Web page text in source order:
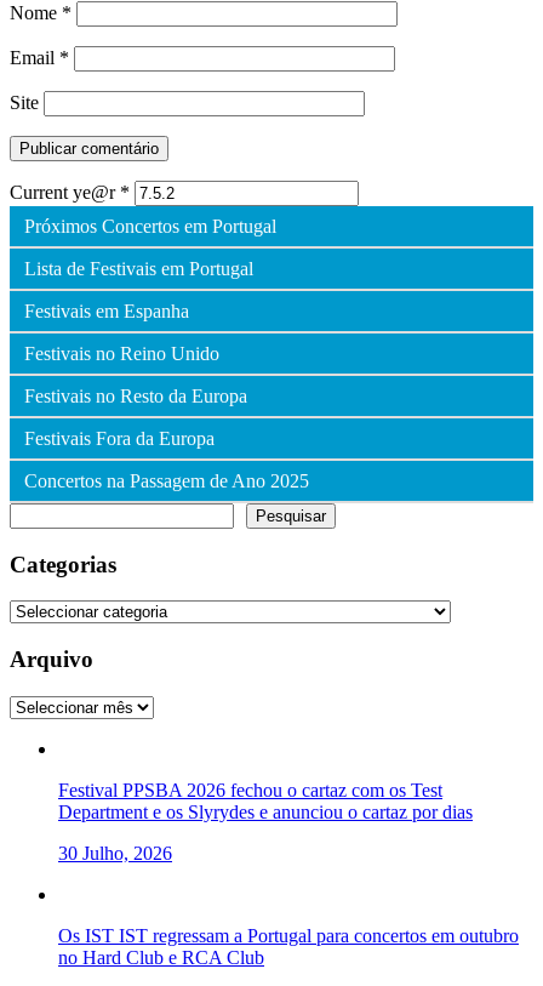
Nome *
Email *
Site
Current ye@r *
Próximos Concertos em Portugal
Lista de Festivais em Portugal
Festivais em Espanha
Festivais no Reino Unido
Festivais no Resto da Europa
Festivais Fora da Europa
Concertos na Passagem de Ano 2025
Pesquisar
Categorias
Categorias
Arquivo
Arquivo
Festival PPSBA 2026 fechou o cartaz com os Test
Department e os Slyrydes e anunciou o cartaz por dias
30 Julho, 2026
Os IST IST regressam a Portugal para concertos em outubro
no Hard Club e RCA Club